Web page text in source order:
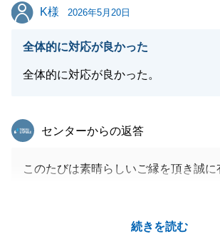
K様
K様 2026年5月20日
全体的に対応が良かった
全体的に対応が良かった。
続きを読む
東急リバブル
センターからの返答
このたびは素晴らしいご縁を頂き誠に